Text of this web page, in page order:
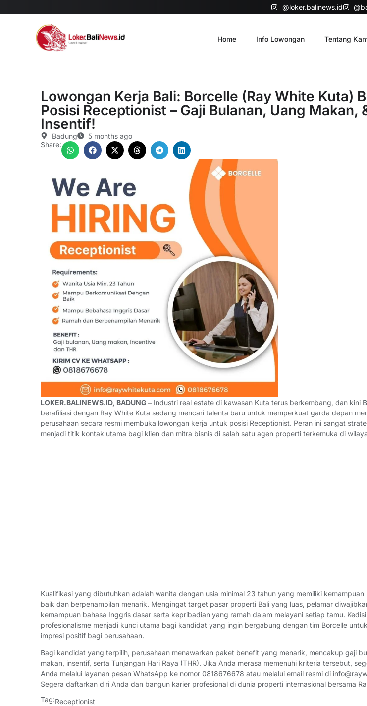
@loker.balinews.id
Home Info Lowongan Tentang
Lowongan Kerja Bali: Borcelle (Ray White Kuta)
Posisi Receptionist – Gaji Bulanan, Uang Makan,
Insentif!
Badung
5 months ago
Share:
LOKER.BALINEWS.ID, BADUNG – Industri real estate di kawasan Kuta terus berkembang, dan kini
berafiliasi dengan Ray White Kuta sedang mencari talenta baru untuk memperkuat garda depan
perusahaan secara resmi membuka lowongan kerja untuk posisi Receptionist. Peran ini sangat
menjadi titik kontak utama bagi klien dan mitra bisnis di salah satu agen properti terkemuka di
Kualifikasi yang dibutuhkan adalah wanita dengan usia minimal 23 tahun yang memiliki kemampuan
baik dan berpenampilan menarik. Mengingat target pasar properti Bali yang luas, pelamar
kemampuan bahasa Inggris dasar serta kepribadian yang ramah dalam melayani setiap tamu.
profesionalisme menjadi kunci utama bagi kandidat yang ingin bergabung dengan tim Borcelle
impresi positif bagi perusahaan.
Bagi kandidat yang terpilih, perusahaan menawarkan paket benefit yang menarik, mencakup gaji
makan, insentif, serta Tunjangan Hari Raya (THR). Jika Anda merasa memenuhi kriteria tersebut,
Anda melalui layanan pesan WhatsApp ke nomor 0818676678 atau melalui email resmi di
Segera daftarkan diri Anda dan bangun karier profesional di dunia properti internasional bersama
Tag:Receptionist